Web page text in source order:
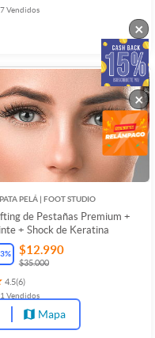
Vendidos
PELÁ | FOOT STUDIO
de Pestañas Premium +
+ Shock de Keratina
% $12.990
$35.000
4.5(6)
Vendidos
Mapa
×
×